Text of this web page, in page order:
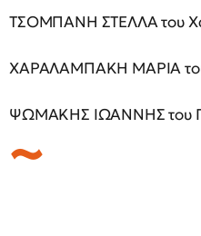
ΤΣΟΜΠΑΝΗ ΣΤΕΛΛΑ του
ΧΑΡΑΛΑΜΠΑΚΗ ΜΑΡΙΑ
ΨΩΜΑΚΗΣ ΙΩΑΝΝΗΣ του